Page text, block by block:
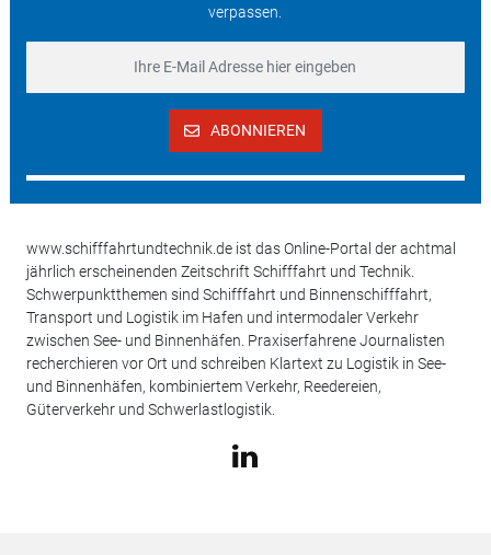
verpassen.
ABONNIEREN
www.schifffahrtundtechnik.de ist das Online-Portal der achtmal
jährlich erscheinenden Zeitschrift Schifffahrt und Technik.
Schwerpunktthemen sind Schifffahrt und Binnenschifffahrt,
Transport und Logistik im Hafen und intermodaler Verkehr
zwischen See- und Binnenhäfen. Praxiserfahrene Journalisten
recherchieren vor Ort und schreiben Klartext zu Logistik in See-
und Binnenhäfen, kombiniertem Verkehr, Reedereien,
Güterverkehr und Schwerlastlogistik.